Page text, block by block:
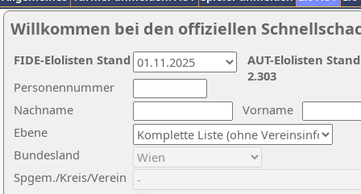
Willkommen bei den offiziellen
Nachname
Vorname
Ebene
Personennummer
Bundesland
Spgem./Kreis/Verein
AUT-Elolisten
2.303
FIDE-Elolisten Stand